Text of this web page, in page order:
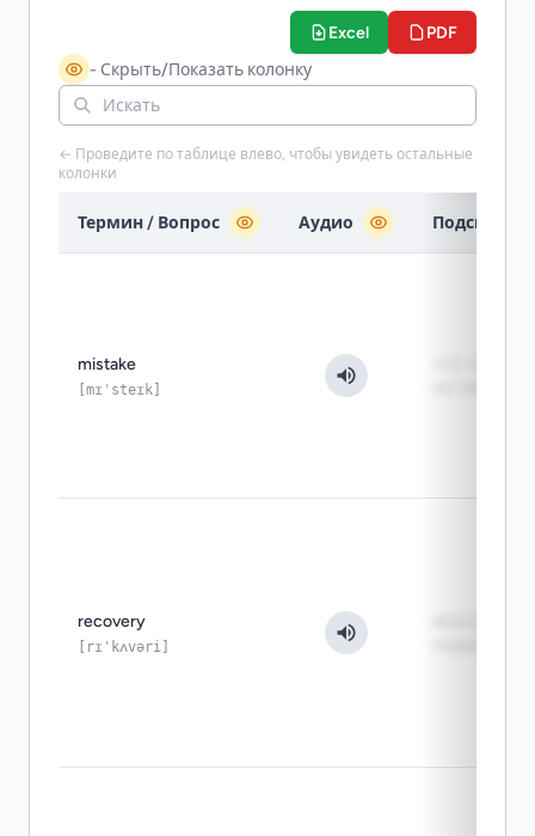
Excel PDF
- Скрыть/Показать колонку
← Проведите по таблице влево, чтобы увидеть остальные
колонки
Термин / Вопрос Аудио Подсказка
mistake
[mɪˈsteɪk]
recovery
[rɪˈkʌvəri]